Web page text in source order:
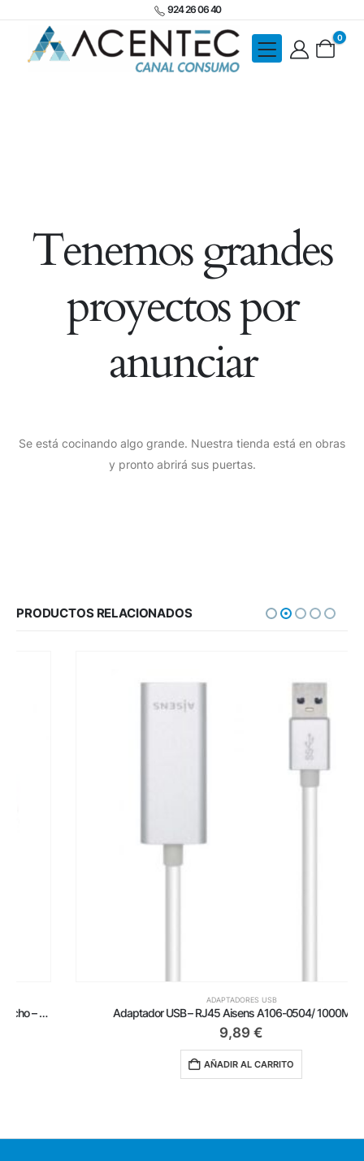
924 26 06 40
0
Tenemos grandes
proyectos por
anunciar
Se está cocinando algo grande. Nuestra tienda está en obras
y pronto abrirá sus puertas.
PRODUCTOS RELACIONADOS
ADAPTADORES USB
Adaptador USB – RJ45 Aisens A106-0504/ 1000Mbps
AÑADIR AL CARRITO